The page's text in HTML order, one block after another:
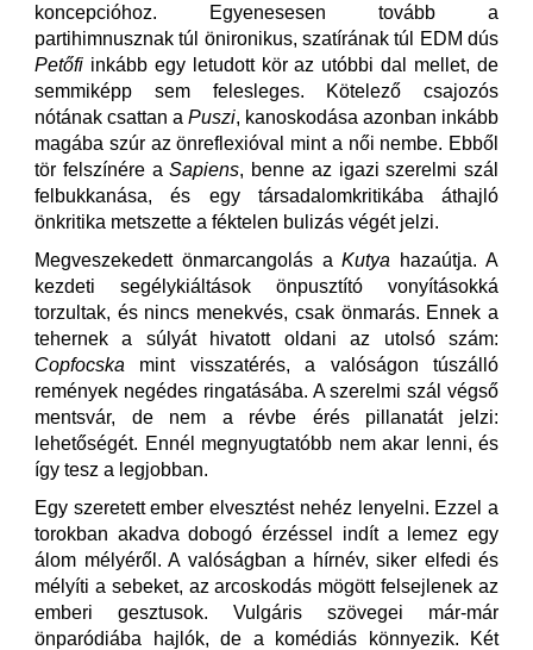
koncepcióhoz. Egyenesesen tovább a
partihimnusznak túl önironikus, szatírának túl EDM dús
Petőfi inkább egy letudott kör az utóbbi dal mellet, de
semmiképp sem felesleges. Kötelező csajozós
nótának csattan a Puszi, kanoskodása azonban inkább
magába szúr az önreflexióval mint a női nembe. Ebből
tör felszínére aSapiens, benne az igazi szerelmi szál
felbukkanása, és egy társadalomkritikába áthajló
önkritika metszette a féktelen bulizás végét jelzi.
Megveszekedett önmarcangolás aKutya
hazaútja. A
kezdeti segélykiáltások önpusztító vonyításokká
torzultak, és nincs menekvés, csak önmarás. Ennek a
tehernek a súlyát hivatott oldani az utolsó szám:
Copfocska mint visszatérés, a valóságon túszálló
remények negédes ringatásába. A szerelmi szál végső
mentsvár, de nem a révbe érés pillanatát jelzi:
lehetőségét. Ennél megnyugtatóbb nem akar lenni, és
így tesz a legjobban.
Egy szeretett ember elvesztést nehéz lenyelni. Ezzel a
torokban akadva dobogó érzéssel indít a lemez egy
álom mélyéről. A valóságban a hírnév, siker elfedi és
mélyíti a sebeket, az arcoskodás mögött felsejlenek az
emberi gesztusok. Vulgáris szövegei már-már
önparódiába hajlók, de a komédiás könnyezik. Két